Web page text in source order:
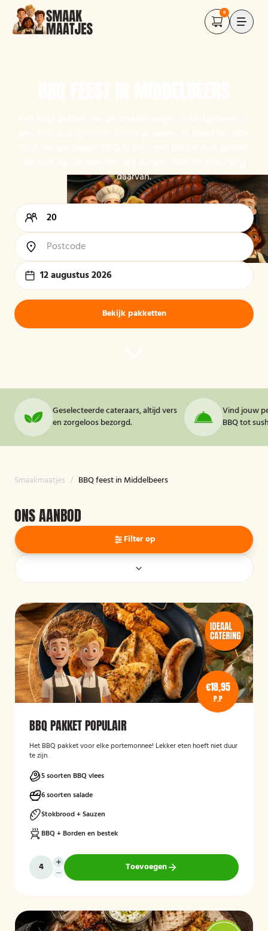
0
daarvan.
12 augustus 2026
Bekijk pakketten
Geselecteerde cateraars, altijd vers
en zorgeloos bezorgd.
Vind jouw
BBQ tot
Smaakmaatjes / BBQ feest in Middelbeers
ONS AANBOD
Filter op
€18,95
P.P
BBQ PAKKET POPULAIR
Het BBQ pakket voor elke portemonnee! Lekker eten hoeft niet duur
te zijn.
5 soorten BBQ vlees
6 soorten salade
Stokbrood + Sauzen
BBQ + Borden en bestek
Toevoegen